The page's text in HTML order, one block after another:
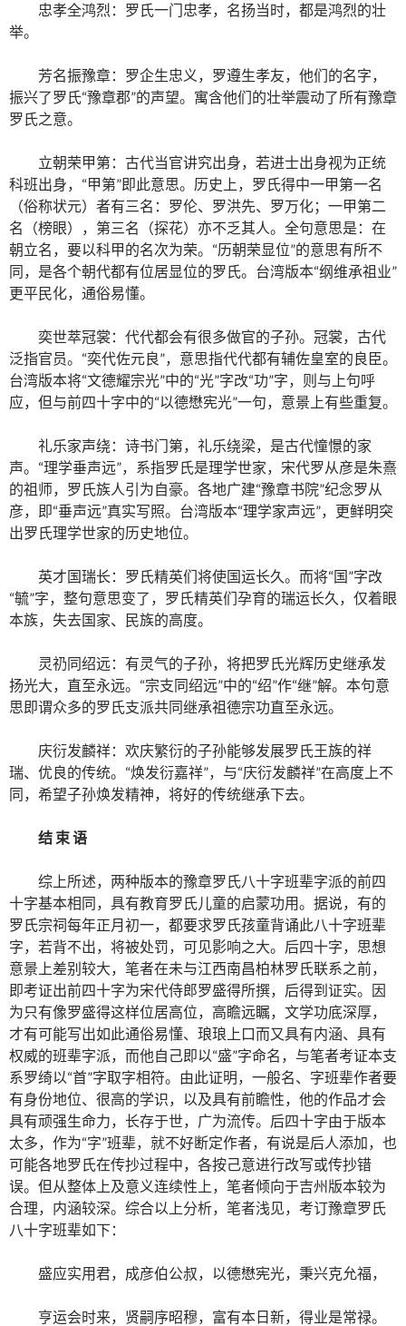
忠孝全鸿烈：罗氏一门忠孝，名扬当时，都是鸿烈的壮
举。
芳名振豫章：罗企生忠义，罗遵生孝友，他们的名字，
振兴了罗氏“豫章郡”的声望。寓含他们的壮举震动了所有豫章
罗氏之意。
立朝荣甲第：古代当官讲究出身，若进士出身视为正统
科班出身，“甲第”即此意思。历史上，罗氏得中一甲第一名
（俗称状元）者有三名：罗伦、罗洪先、罗万化；一甲第二
名（榜眼），第三名（探花）亦不乏其人。全句意思是：在
朝立名，要以科甲的名次为荣。“历朝荣显位”的意思有所不
同，是各个朝代都有位居显位的罗氏。台湾版本“纲维承祖业”
更平民化，通俗易懂。
奕世萃冠裳：代代都会有很多做官的子孙。冠裳，古代
泛指官员。“奕代佐元良”，意思指代代都有辅佐皇室的良臣。
台湾版本将“文德耀宗光”中的“光”字改“功”字，则与上句呼
应，但与前四十字中的“以德懋宪光”一句，意景上有些重复。
礼乐家声绕：诗书门第，礼乐绕梁，是古代憧憬的家
声。“理学垂声远”，系指罗氏是理学世家，宋代罗从彦是朱熹
的祖师，罗氏族人引为自豪。各地广建“豫章书院”纪念罗从
彦，即“垂声远”真实写照。台湾版本“理学家声远”，更鲜明突
出罗氏理学世家的历史地位。
英才国瑞长：罗氏精英们将使国运长久。而将“国”字改
“毓”字，整句意思变了，罗氏精英们孕育的瑞运长久，仅着眼
本族，失去国家、民族的高度。
灵礽同绍远：有灵气的子孙，将把罗氏光辉历史继承发
扬光大，直至永远。“宗支同绍远”中的“绍”作“继”解。本句意
思即谓众多的罗氏支派共同继承祖德宗功直至永远。
庆衍发麟祥：欢庆繁衍的子孙能够发展罗氏王族的祥
瑞、优良的传统。“焕发衍嘉祥”，与“庆衍发麟祥”在高度上不
同，希望子孙焕发精神，将好的传统继承下去。
结 束 语
综上所述，两种版本的豫章罗氏八十字班辈字派的前四
十字基本相同，具有教育罗氏儿童的启蒙功用。据说，有的
罗氏宗祠每年正月初一，都要求罗氏孩童背诵此八十字班辈
字，若背不出，将被处罚，可见影响之大。后四十字，思想
意景上差别较大，笔者在未与江西南昌柏林罗氏联系之前，
即考证出前四十字为宋代侍郎罗盛得所撰，后得到证实。因
为只有像罗盛得这样位居高位，高瞻远瞩，文学功底深厚，
才有可能写出如此通俗易懂、琅琅上口而又具有内涵、具有
权威的班辈字派，而他自己即以“盛”字命名，与笔者考证本支
系罗绮以“首”字取字相符。由此证明，一般名、字班辈作者要
有身份地位、很高的学识，以及具有前瞻性，他的作品才会
具有顽强生命力，长存于世，广为流传。后四十字由于版本
太多，作为“字”班辈，就不好断定作者，有说是后人添加，也
可能各地罗氏在传抄过程中，各按己意进行改写或传抄错
误。但从整体上及意义连续性上，笔者倾向于吉州版本较为
合理，内涵较深。综合以上分析，笔者浅见，考订豫章罗氏
八十字班辈如下：
盛应实用君，成彦伯公叔，以德懋宪光，秉兴克允福，
亨运会时来，贤嗣序昭穆，富有本日新，得业是常禄。